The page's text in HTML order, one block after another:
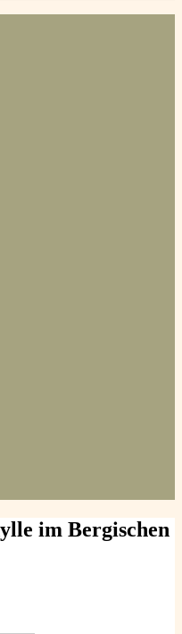
im Bergischen